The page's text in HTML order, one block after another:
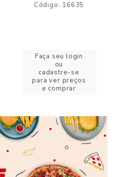
Código: 16635
Faça seu login
ou
cadastre-se
para ver preços
e comprar